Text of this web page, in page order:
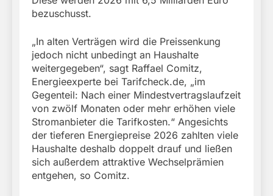
bezuschusst.
„In alten Verträgen wird die Preissenkung
jedoch nicht unbedingt an Haushalte
weitergegeben“, sagt Raffael Comitz,
Energieexperte bei Tarifcheck.de, „im
Gegenteil: Nach einer Mindestvertragslaufzeit
von zwölf Monaten oder mehr erhöhen viele
Stromanbieter die Tarifkosten.“ Angesichts
der tieferen Energiepreise 2026 zahlten viele
Haushalte deshalb doppelt drauf und ließen
sich außerdem attraktive Wechselprämien
entgehen, so Comitz.